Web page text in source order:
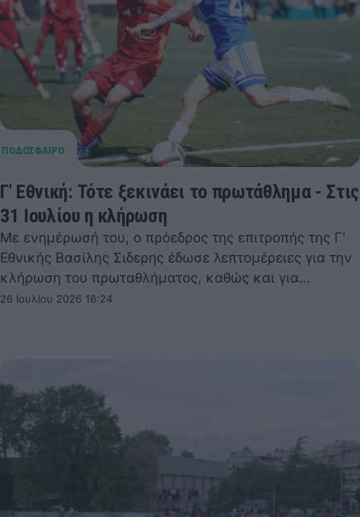
Γ' Εθνική: Τότε ξεκινάει το πρωτάθλημα - Στις
31 Ιουλίου η κλήρωση
Με ενημέρωσή του, ο πρόεδρος της επιτροπής της Γ'
Εθνικής Βασίλης Σιδερης έδωσε λεπτομέρειες για την
κλήρωση του πρωταθλήματος, καθώς και για…
26 Ιουλίου 2026 16:24